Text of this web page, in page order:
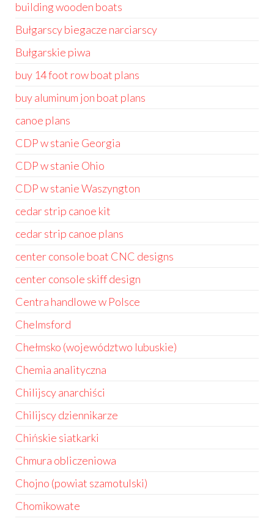
building wooden boats
Bułgarscy biegacze narciarscy
Bułgarskie piwa
buy 14 foot row boat plans
buy aluminum jon boat plans
canoe plans
CDP w stanie Georgia
CDP w stanie Ohio
CDP w stanie Waszyngton
cedar strip canoe kit
cedar strip canoe plans
center console boat CNC designs
center console skiff design
Centra handlowe w Polsce
Chelmsford
Chełmsko (województwo lubuskie)
Chemia analityczna
Chilijscy anarchiści
Chilijscy dziennikarze
Chińskie siatkarki
Chmura obliczeniowa
Chojno (powiat szamotulski)
Chomikowate